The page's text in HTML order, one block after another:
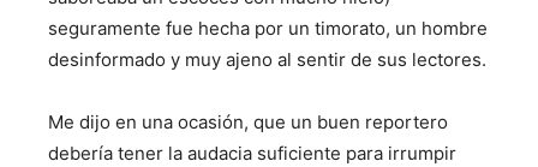
seguramente fue hecha por un timorato, un hombre
desinformado y muy ajeno al sentir de sus lectores.
Me dijo en una ocasión, que un buen reportero
debería tener la audacia suficiente para irrumpir